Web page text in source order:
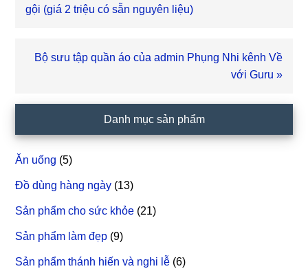
viết
gội (giá 2 triệu có sẵn nguyên liệu)
Bài
Bộ sưu tập quần áo của admin Phụng Nhi kênh Về
với Guru »
chính
Danh mục sản phẩm
Ăn uống (5)
Đồ dùng hàng ngày (13)
Sản phẩm cho sức khỏe (21)
Sản phẩm làm đẹp (9)
Sản phẩm thánh hiến và nghi lễ (6)